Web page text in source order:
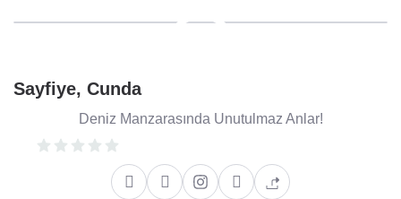
Sayfiye, Cunda
Deniz Manzarasında Unutulmaz Anlar!